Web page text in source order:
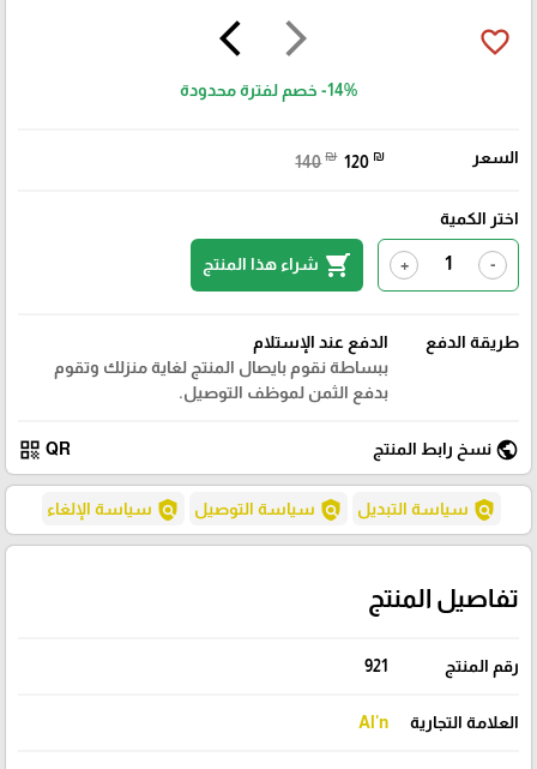
arrow_forward_ios
arrow_back_ios favorite_border
-14% خصم لفترة محدودة
السعر 140 ₪ 120 ₪
اختر الكمية
-
+
shopping_cart شراء هذا المنتج
طريقة الدفع
الدفع عند الإستلام
ببساطة نقوم بايصال المنتج لغاية منزلك وتقوم
بدفع الثمن لموظف التوصيل.
public نسخ رابط المنتج QR
qr_code
policy سياسة التبديل policy سياسة التوصيل policy سياسة الإلغاء
تفاصيل المنتج
رقم المنتج 921
العلامة التجارية Al'n